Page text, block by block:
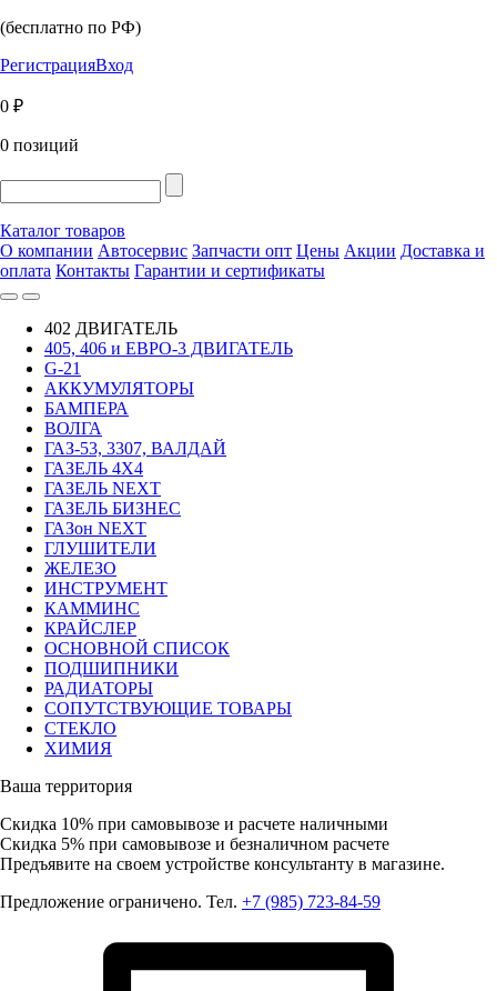
(бесплатно по РФ)
РегистрацияВход
0 ₽
0 позиций
Каталог товаров
О компании Автосервис Запчасти опт Цены Акции Доставка и
оплата Контакты Гарантии и сертификаты
402 ДВИГАТЕЛЬ
405, 406 и ЕВРО-3 ДВИГАТЕЛЬ
G-21
АККУМУЛЯТОРЫ
БАМПЕРА
ВОЛГА
ГАЗ-53, 3307, ВАЛДАЙ
ГАЗЕЛЬ 4Х4
ГАЗЕЛЬ NEXT
ГАЗЕЛЬ БИЗНЕС
ГАЗон NEXT
ГЛУШИТЕЛИ
ЖЕЛЕЗО
ИНСТРУМЕНТ
КАММИНС
КРАЙСЛЕР
ОСНОВНОЙ СПИСОК
ПОДШИПНИКИ
РАДИАТОРЫ
СОПУТСТВУЮЩИЕ ТОВАРЫ
СТЕКЛО
ХИМИЯ
Ваша территория
Скидка 10% при самовывозе и расчете наличными
Скидка 5% при самовывозе и безналичном расчете
Предъявите на своем устройстве консультанту в магазине.
Предложение ограничено. Тел. +7 (985) 723-84-59